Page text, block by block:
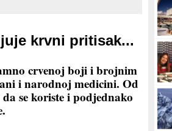
krvni pritisak...
crvenoj boji i brojnim
i narodnoj medicini. Od
se koriste i podjednako